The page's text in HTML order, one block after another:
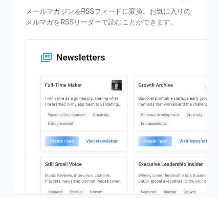
メールマガジンをRSSフィードに変換。お気に入りの
メルマガをRSSリーダーで読むことができます。